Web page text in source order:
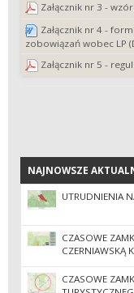
Załącznik nr 3 -
Załącznik nr 4 -
zobowiązań wobec LP
Załącznik nr 5 -
NAJNOWSZE
NAJNOWSZE
UTRUDNIENIA
CZASOWE
CZERNIAWSKĄ
CZASOWE